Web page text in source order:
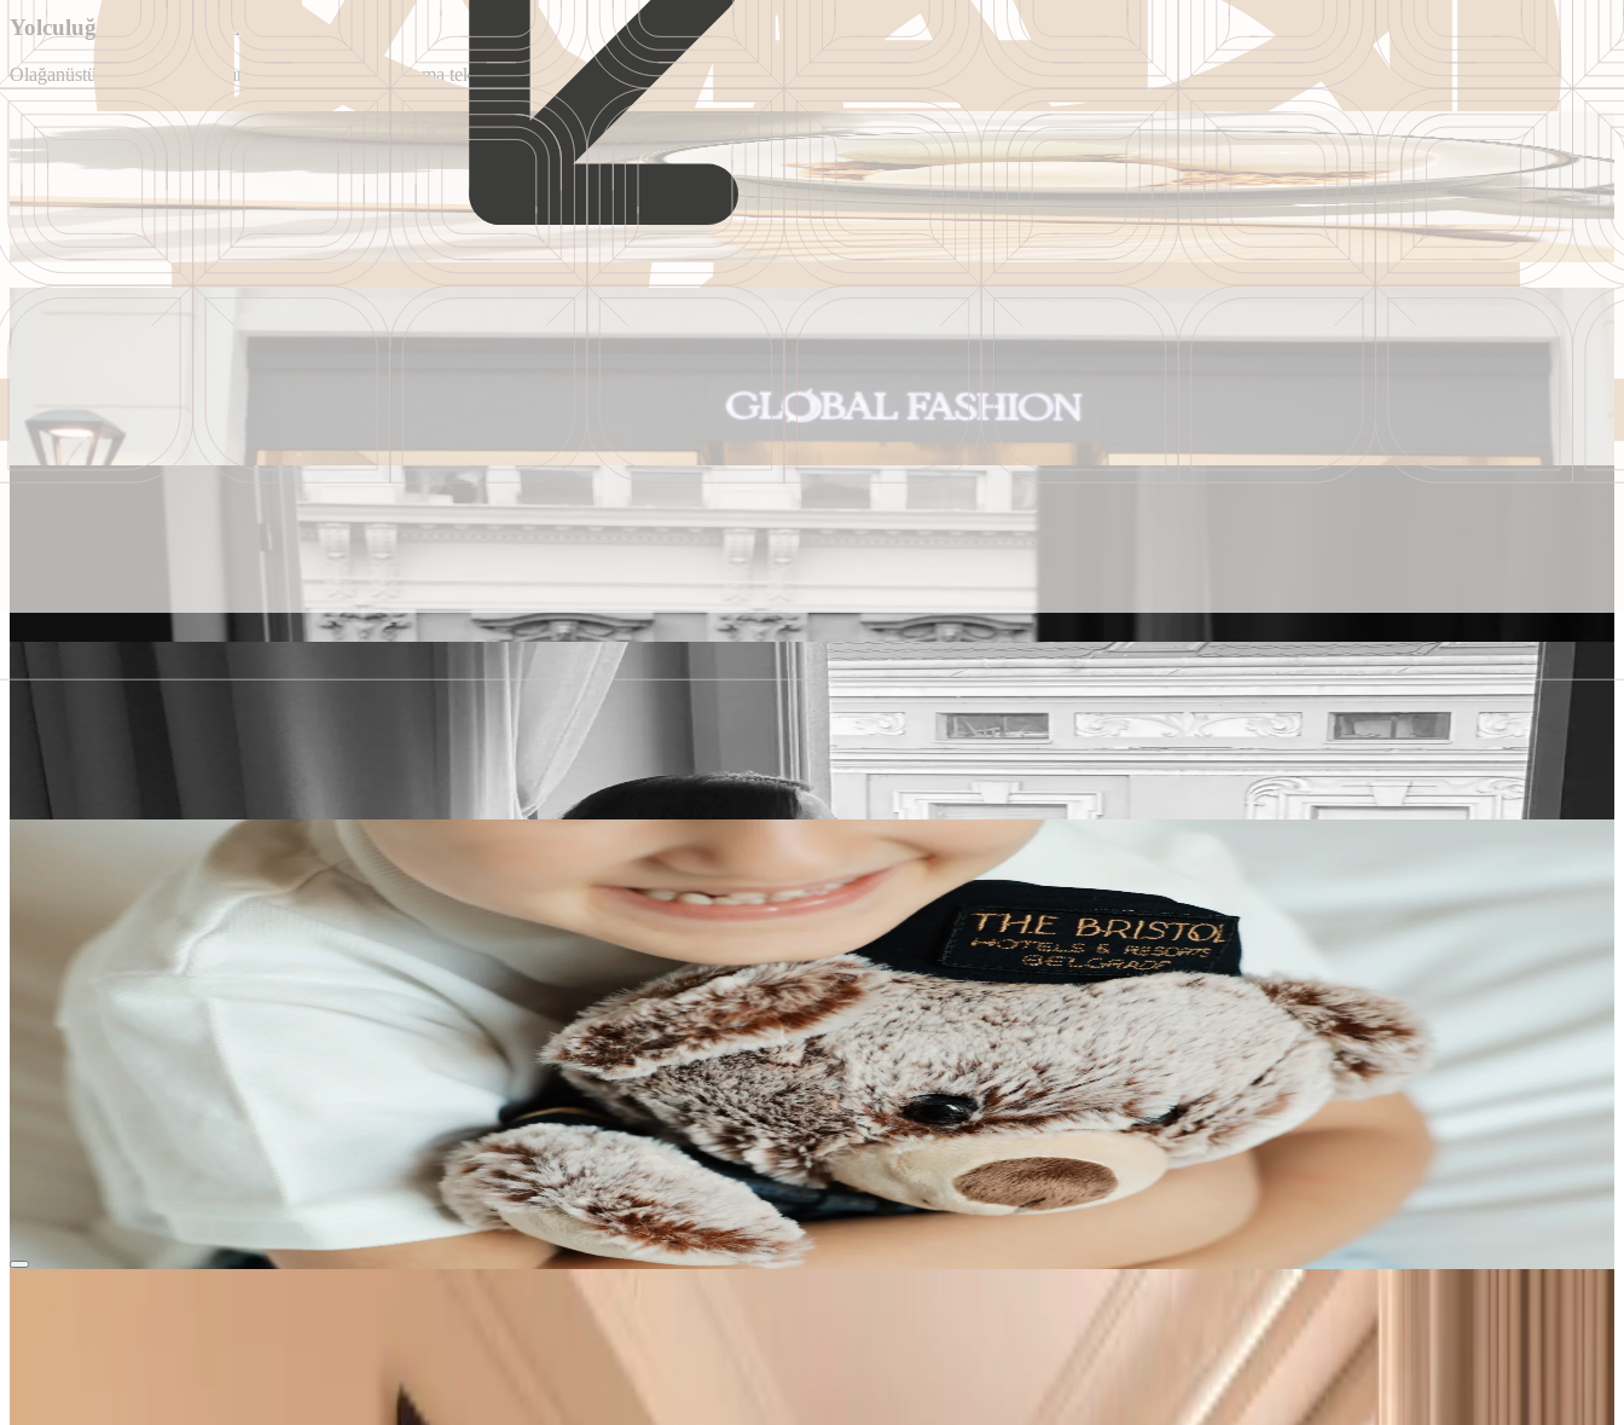
Yolculuğunuz Burada Başlıyor
Olağanüstü konfor dünyamızın kapılarını açan ısmarlama teklifleri keşfedin
Şehir Manzarası Paketi
The Bristol Belgrade’de güneşin tadını çıkarın ve zahmetsiz zarafetin keyfini sürün – şehrin tam kalbinde, yaz için ideal kaçış noktanız.
The Bristol Belgrade’de güneşin tadını çıkarın ve zahmetsiz zarafetin keyfini sürün – şehrin tam kalbinde, yaz için ideal kaçış noktanız.
Rezervasyon yap
Global Fashion x The Bristol Belgrad
Bu yaz, Global Fashion ve The Bristol Belgrade güçlerini birleştirerek konuklarına lüks, şıklık ve kişiye özel hizmetten oluşan eşsiz bir deneyim sunuyor.
Bu yaz, Global Fashion ve The Bristol Belgrade güçlerini birleştirerek konuklarına lüks, şıklık ve kişiye özel hizmetten oluşan eşsiz bir deneyim sunuyor.
Rezervasyon yap
Bırakın The Bristol Belgrade'in en şık köşeleri aşk hikayenize sahne olsun
Bırakın The Bristol Belgrade'in en şık köşeleri aşk hikayenize sahne olsun
Hayatın en iyi konforlarını takdir edenler için tasarlanmış özel bir konaklama ile rafine yaşam sanatının tadını çıkarın
Hayatın en iyi konforlarını takdir edenler için tasarlanmış özel bir konaklama ile rafine yaşam sanatının tadını çıkarın
Rezervasyon yap
Bir Aile Hikayesi - Belgrad'ın Kalbinde Birlikte Değerli Anlar Yaratın
Bir Aile Hikayesi - Belgrad'ın Kalbinde Birlikte Değerli Anlar Yaratın
Rezervasyon yap
Rafine Konforlu Odalar